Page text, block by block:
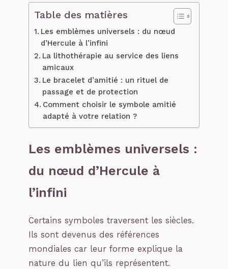
Table des matières
Les emblèmes universels : du nœud
d’Hercule à l’infini
La lithothérapie au service des liens
amicaux
Le bracelet d’amitié : un rituel de
passage et de protection
Comment choisir le symbole amitié
adapté à votre relation ?
Les emblèmes universels :
du nœud d’Hercule à
l’infini
Certains symboles traversent les siècles.
Ils sont devenus des références
mondiales car leur forme explique la
nature du lien qu’ils représentent.